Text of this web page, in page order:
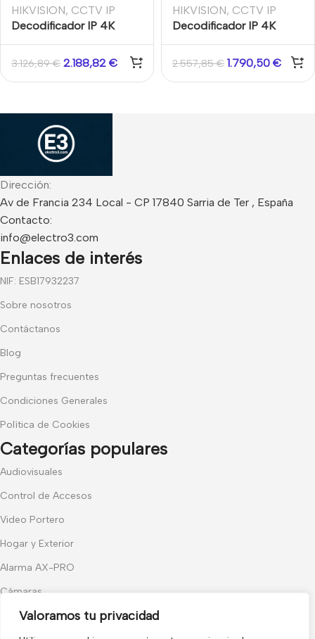
Valoramos tu privacidad
HIKVISION, CCTV IP
Decodificador IP 4K
Cámaras IP 32MP Entrada
vídeo. Admite NVR.
3.126,89€ 2.188,82 €
HIKVISION, CCTV IP
Decodificador IP 4K
64CH Cámaras IP 32MP
Entrada vídeo. Admite
2.557,85€ 1.790,50 €
Dirección:
Av de Francia 234 Local - CP 17840 Sarria de Ter , España
Contacto:
info@electro3.com
Enlaces de interés
NIF: ESB17932237
Sobre nosotros
Contáctanos
Blog
Preguntas frecuentes
Condiciones Generales
Política de Cookies
Categorías populares
Audiovisuales
Control de Accesos
Video Portero
Hogar y Exterior
Alarma AX-PRO
Cámaras
Únete a nuestras novedades